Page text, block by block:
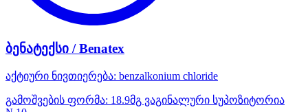
ბენატექსი / Benatex
აქტიური ნივთიერება: benzalkonium chloride
გამოშვების ფორმა: 18.9მგ ვაგინალური სუპოზიტორია